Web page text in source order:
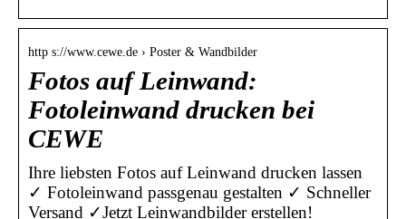
http s://www.cewe.de › Poster & Wandbilder
Fotos auf Leinwand:
Fotoleinwand drucken bei
CEWE
Ihre liebsten Fotos auf Leinwand drucken lassen
✓ Fotoleinwand passgenau gestalten ✓ Schneller
Versand ✓Jetzt Leinwandbilder erstellen!